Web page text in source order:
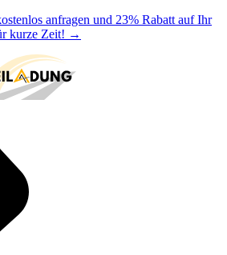
anfragen und 23% Rabatt auf Ihr
kurze Zeit! →